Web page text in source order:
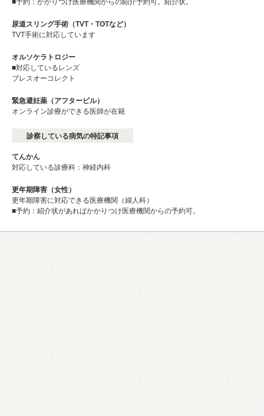
■予約：かかりつけ医療機関からの紹介予約可。紹介状。
尿道スリング手術（TVT・TOTなど）
TVT手術に対応しています
オルソケラトロジー
■対応しているレンズ
ブレスオーコレクト
緊急避妊薬（アフターピル）
オンライン診療ができる医師が在籍
診察している病気の特記事項
てんかん
対応している診療科：神経内科
更年期障害（女性）
更年期障害に対応できる医療機関（婦人科）
■予約：紹介状があればかかりつけ医療機関からの予約可。